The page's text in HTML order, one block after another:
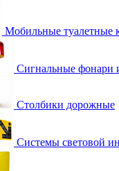
Мобильные туалетные
Сигнальные фонари
Столбики дорожные
Системы световой